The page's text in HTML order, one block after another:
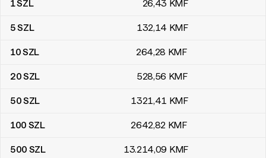
1SZL 26,43 KMF
5SZL 132,14 KMF
10SZL 264,28 KMF
20SZL 528,56 KMF
50SZL 1321,41 KMF
100 SZL 2642,82 KMF
500 SZL 13.214,09 KMF